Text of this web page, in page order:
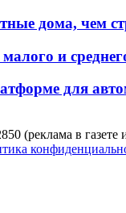
дома, чем
и
для
(реклама в газете